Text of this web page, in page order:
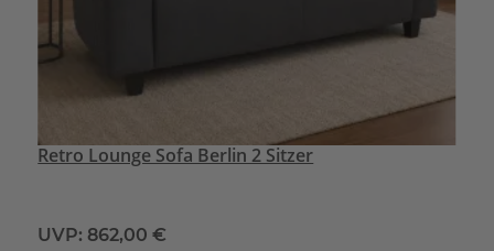
Retro Lounge Sofa Berlin 2 Sitzer
UVP: 862,00 €